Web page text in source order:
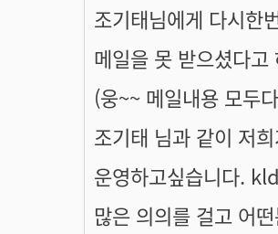
조기태님에게 다시한
메일을 못 받으셨다
(웅~~ 메일내용 모두
조기태 님과 같이 저
운영하고싶습니다.
많은 의의를 걸고 어